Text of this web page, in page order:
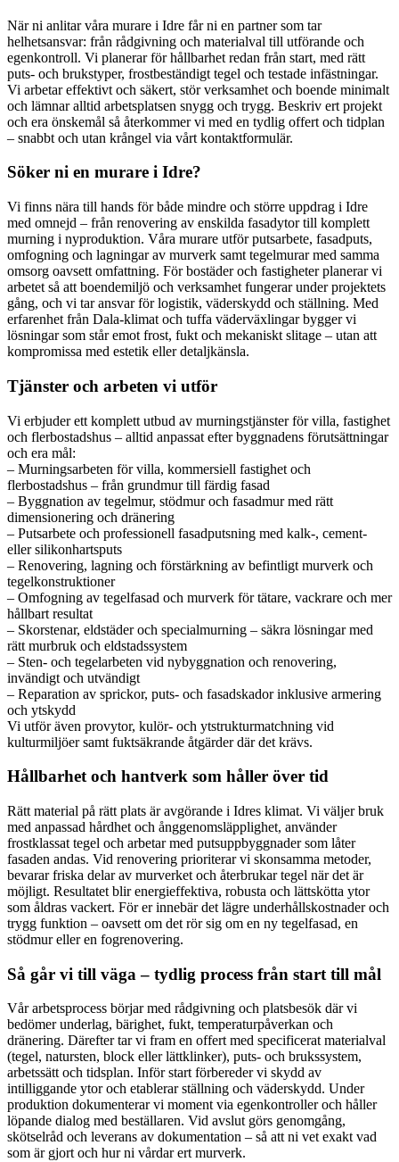
När ni anlitar våra murare i Idre får ni en partner som tar
helhetsansvar: från rådgivning och materialval till utförande och
egenkontroll. Vi planerar för hållbarhet redan från start, med rätt
puts- och brukstyper, frostbeständigt tegel och testade infästningar.
Vi arbetar effektivt och säkert, stör verksamhet och boende minimalt
och lämnar alltid arbetsplatsen snygg och trygg. Beskriv ert projekt
och era önskemål så återkommer vi med en tydlig offert och tidplan
– snabbt och utan krångel via vårt kontaktformulär.
Söker ni en murare i Idre?
Vi finns nära till hands för både mindre och större uppdrag i Idre
med omnejd – från renovering av enskilda fasadytor till komplett
murning i nyproduktion. Våra murare utför putsarbete, fasadputs,
omfogning och lagningar av murverk samt tegelmurar med samma
omsorg oavsett omfattning. För bostäder och fastigheter planerar vi
arbetet så att boendemiljö och verksamhet fungerar under projektets
gång, och vi tar ansvar för logistik, väderskydd och ställning. Med
erfarenhet från Dala-klimat och tuffa väderväxlingar bygger vi
lösningar som står emot frost, fukt och mekaniskt slitage – utan att
kompromissa med estetik eller detaljkänsla.
Tjänster och arbeten vi utför
Vi erbjuder ett komplett utbud av murningstjänster för villa, fastighet
och flerbostadshus – alltid anpassat efter byggnadens förutsättningar
och era mål:
– Murningsarbeten för villa, kommersiell fastighet och
flerbostadshus – från grundmur till färdig fasad
– Byggnation av tegelmur, stödmur och fasadmur med rätt
dimensionering och dränering
– Putsarbete och professionell fasadputsning med kalk-, cement-
eller silikonhartsputs
– Renovering, lagning och förstärkning av befintligt murverk och
tegelkonstruktioner
– Omfogning av tegelfasad och murverk för tätare, vackrare och mer
hållbart resultat
– Skorstenar, eldstäder och specialmurning – säkra lösningar med
rätt murbruk och eldstadssystem
– Sten- och tegelarbeten vid nybyggnation och renovering,
invändigt och utvändigt
– Reparation av sprickor, puts- och fasadskador inklusive armering
och ytskydd
Vi utför även provytor, kulör- och ytstrukturmatchning vid
kulturmiljöer samt fuktsäkrande åtgärder där det krävs.
Hållbarhet och hantverk som håller över tid
Rätt material på rätt plats är avgörande i Idres klimat. Vi väljer bruk
med anpassad hårdhet och ånggenomsläpplighet, använder
frostklassat tegel och arbetar med putsuppbyggnader som låter
fasaden andas. Vid renovering prioriterar vi skonsamma metoder,
bevarar friska delar av murverket och återbrukar tegel när det är
möjligt. Resultatet blir energieffektiva, robusta och lättskötta ytor
som åldras vackert. För er innebär det lägre underhållskostnader och
trygg funktion – oavsett om det rör sig om en ny tegelfasad, en
stödmur eller en fogrenovering.
Så går vi till väga – tydlig process från start till mål
Vår arbetsprocess börjar med rådgivning och platsbesök där vi
bedömer underlag, bärighet, fukt, temperaturpåverkan och
dränering. Därefter tar vi fram en offert med specificerat materialval
(tegel, natursten, block eller lättklinker), puts- och brukssystem,
arbetssätt och tidsplan. Inför start förbereder vi skydd av
intilliggande ytor och etablerar ställning och väderskydd. Under
produktion dokumenterar vi moment via egenkontroller och håller
löpande dialog med beställaren. Vid avslut görs genomgång,
skötselråd och leverans av dokumentation – så att ni vet exakt vad
som är gjort och hur ni vårdar ert murverk.